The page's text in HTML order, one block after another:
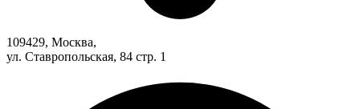
109429, Москва,
ул. Ставропольская, 84 стр. 1